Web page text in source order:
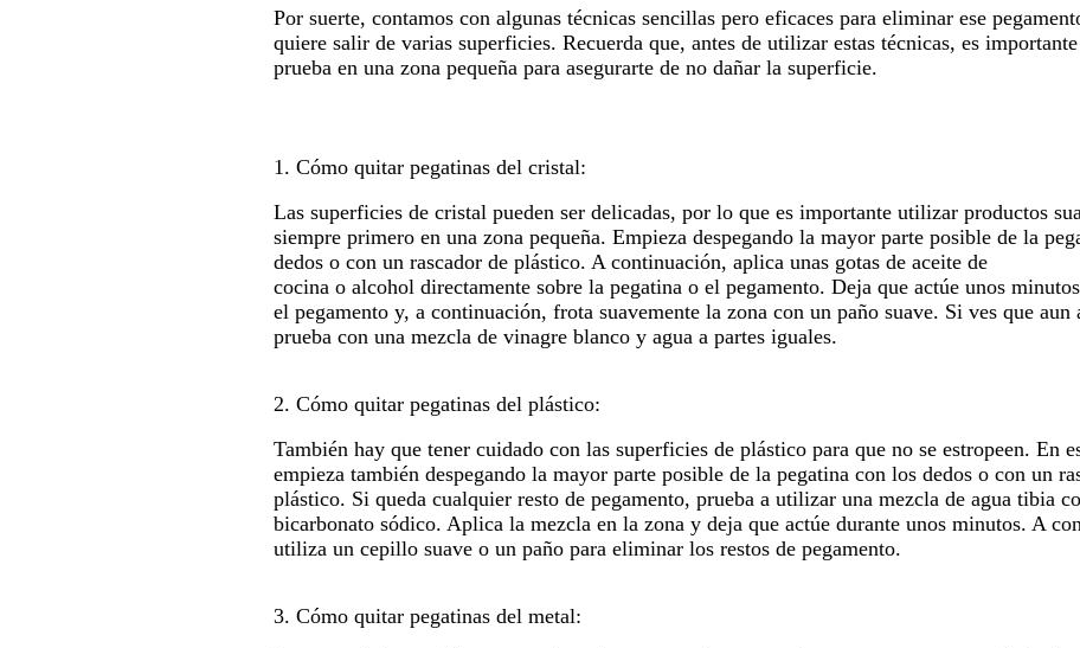
Por suerte, contamos con algunas técnicas sencillas pero eficaces para eliminar ese
quiere salir de varias superficies. Recuerda que, antes de utilizar estas técnicas, es
prueba en una zona pequeña para asegurarte de no dañar la superficie.
1. Cómo quitar pegatinas del cristal:
Las superficies de cristal pueden ser delicadas, por lo que es importante utilizar productos
siempre primero en una zona pequeña. Empieza despegando la mayor parte posible de la
dedos o con un rascador de plástico. A continuación, aplica unas gotas de aceite de
cocina o alcohol directamente sobre la pegatina o el pegamento. Deja que actúe unos
el pegamento y, a continuación, frota suavemente la zona con un paño suave. Si ves que aun
prueba con una mezcla de vinagre blanco y agua a partes iguales.
2. Cómo quitar pegatinas del plástico:
También hay que tener cuidado con las superficies de plástico para que no se estropeen. En
empieza también despegando la mayor parte posible de la pegatina con los dedos o con un
plástico. Si queda cualquier resto de pegamento, prueba a utilizar una mezcla de agua tibia
bicarbonato sódico. Aplica la mezcla en la zona y deja que actúe durante unos minutos. A
utiliza un cepillo suave o un paño para eliminar los restos de pegamento.
3. Cómo quitar pegatinas del metal: